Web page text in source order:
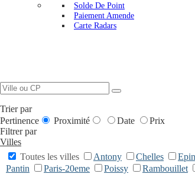
Solde De Point
Paiement Amende
Carte Radars
Trier par
Pertinence
Proximité Date
Prix
Filtrer par
Villes
Toutes les villes
Antony Chelles
Pantin
Paris-20eme Poissy Rambouillet